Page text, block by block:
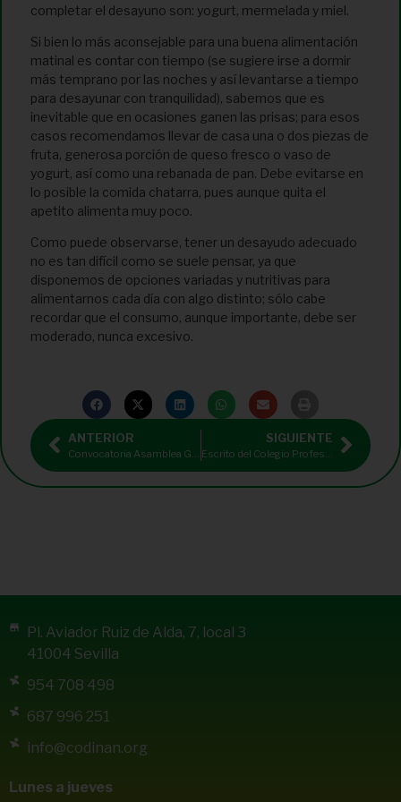
completar el desayuno son: yogurt, mermelada y miel.
Si bien lo más aconsejable para una buena alimentación
matinal es contar con tiempo (se sugiere irse a dormir
más temprano por las noches y así levantarse a tiempo
para desayunar con tranquilidad), sabemos que es
inevitable que en ocasiones ganen las prisas; para esos
casos recomendamos llevar de casa una o dos piezas de
fruta, generosa porción de queso fresco o vaso de
yogurt, así como una rebanada de pan. Debe evitarse en
lo posible la comida chatarra, pues aunque quita el
apetito alimenta muy poco.
Como puede observarse, tener un desayudo adecuado
no es tan difícil como se suele pensar, ya que
disponemos de opciones variadas y nutritivas para
alimentarnos cada día con algo distinto; sólo cabe
recordar que el consumo, aunque importante, debe ser
moderado, nunca excesivo.
ANTERIOR SIGUIENTE
Pl. Aviador Ruiz de Alda, 7, local 3
41004 Sevilla
954 708 498
687 996 251
info@codinan.org
Lunes a jueves